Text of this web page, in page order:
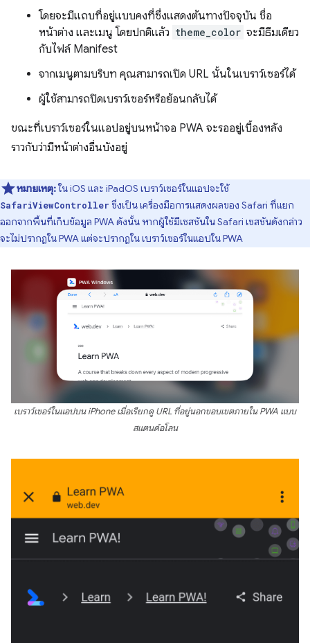
โดยจะมีแถบที่อยู่แบบคงที่ซึ่งแสดงต้นทางปัจจุบัน ชื่อ
หน้าต่าง และเมนู โดยปกติแล้ว theme_color จะมีธีมเดียว
กับไฟล์ Manifest
จากเมนูตามบริบท คุณสามารถเปิด URL นั้นในเบราว์เซอร์ได้
ผู้ใช้สามารถปิดเบราว์เซอร์หรือย้อนกลับได้
ขณะที่เบราว์เซอร์ในแอปอยู่บนหน้าจอ PWA จะรออยู่เบื้องหลัง
ราวกับว่ามีหน้าต่างอื่นบังอยู่
หมายเหตุ:ใน iOS และ iPadOS เบราว์เซอร์ในแอปจะใช้
SafariViewController ซึ่งเป็น เครื่องมือการแสดงผลของ Safari ที่แยก
ออกจากพื้นที่เก็บข้อมูล PWA ดังนั้น หากผู้ใช้มีเซสชันใน Safari เซสชันดังกล่าว
จะไม่ปรากฏใน PWA แต่จะปรากฏใน เบราว์เซอร์ในแอปใน PWA
เบราว์เซอร์ในแอปบน iPhone เมื่อเรียกดู URL ที่อยู่นอกขอบเขตภายใน PWA แบบ
สแตนด์อโลน